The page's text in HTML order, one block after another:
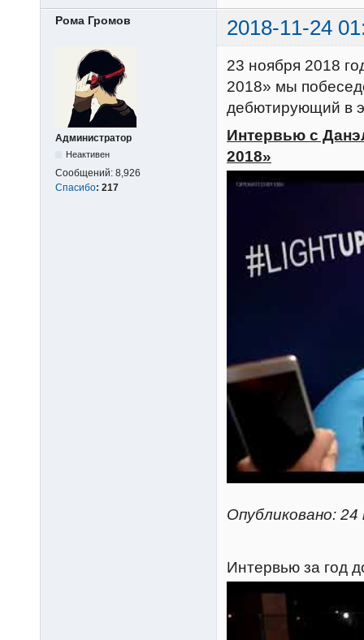
Рома Громов 2018-11-24
Администратор
Неактивен
Сообщений: 8,926
Спасибо: 217
23 ноября 2018
2018» мы
дебютирующий в
Интервью с
2018»
Опубликовано: 24
Интервью за год